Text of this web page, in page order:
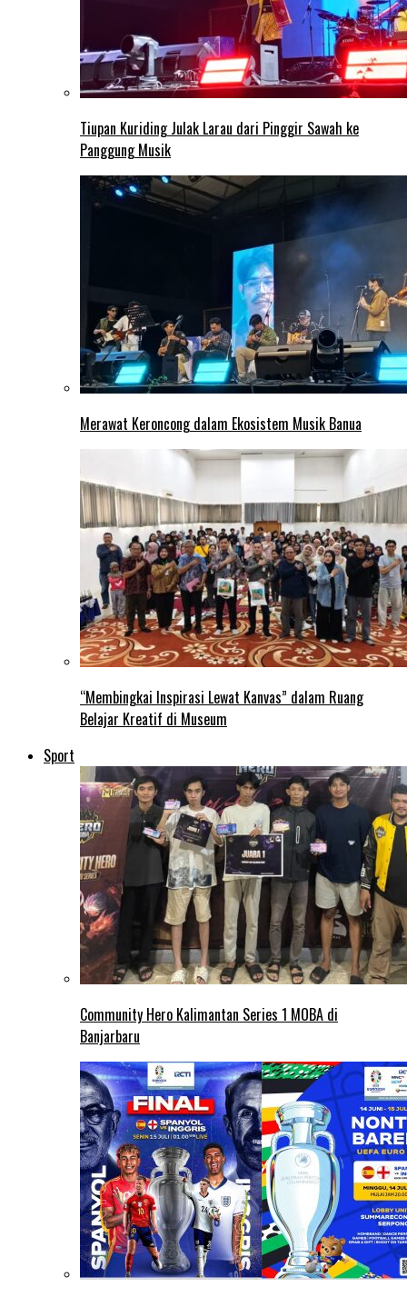
Tiupan Kuriding Julak Larau dari Pinggir Sawah ke
Panggung Musik
Merawat Keroncong dalam Ekosistem Musik Banua
“Membingkai Inspirasi Lewat Kanvas” dalam Ruang
Belajar Kreatif di Museum
Sport
Community Hero Kalimantan Series 1 MOBA di
Banjarbaru